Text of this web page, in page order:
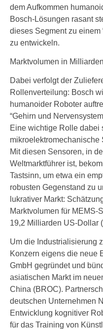
dem Aufkommen
Bosch-Lösungen rasant
dieses Segment zu einem
zu entwickeln.
Marktvolumen in
Dabei verfolgt der
Rollenverteilung: Bosch
humanoider Roboter
“Gehirn und
Eine wichtige Rolle dabei
mikroelektromechanische
Mit diesen Sensoren, in
Weltmarktführer ist,
Tastsinn, um etwa ein
robusten Gegenstand zu
lukrativer Markt:
Marktvolumen für MEMS-
19,2 Milliarden US-Dollar
Um die Industrialisierung
Konzern eigens die neue
GmbH gegründet und
asiatischen Markt im
China (BROC).
deutschen Unternehmen
Entwicklung kognitiver
für das Training von